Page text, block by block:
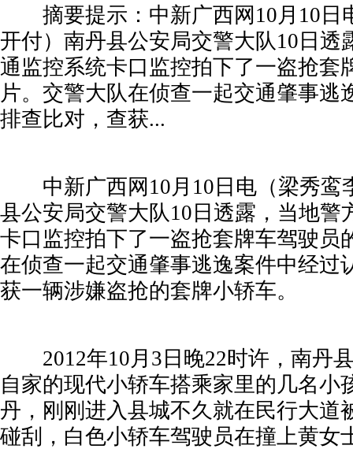
摘要提示：中新广西网10月10日
开付）南丹县公安局交警大队10日透
通监控系统卡口监控拍下了一盗抢套
片。交警大队在侦查一起交通肇事逃
排查比对，查获...
中新广西网10月10日电（梁秀鸾
县公安局交警大队10日透露，当地警
卡口监控拍下了一盗抢套牌车驾驶员
在侦查一起交通肇事逃逸案件中经过
获一辆涉嫌盗抢的套牌小轿车。
2012年10月3日晚22时许，南丹
自家的现代小轿车搭乘家里的几名小
丹，刚刚进入县城不久就在民行大道
碰刮，白色小轿车驾驶员在撞上黄女
派尔高“王者归来” 用